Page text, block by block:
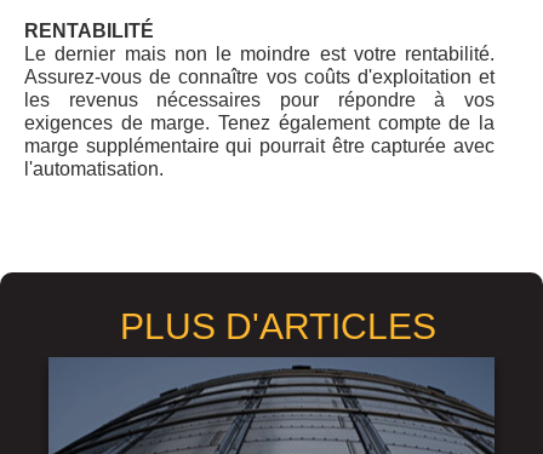
RENTABILITÉ
Le dernier mais non le moindre est votre rentabilité.
Assurez-vous de connaître vos coûts d'exploitation et
les revenus nécessaires pour répondre à vos
exigences de marge. Tenez également compte de la
marge supplémentaire qui pourrait être capturée avec
l'automatisation.
PLUS D'ARTICLES